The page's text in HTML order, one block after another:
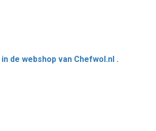
in de webshop van Chefwol.nl .